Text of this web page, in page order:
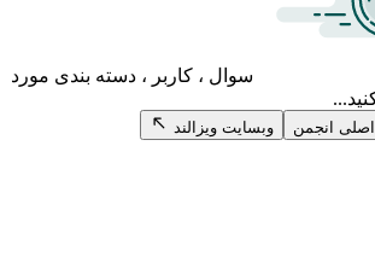
سوال ، کاربر ، دسته بندی مورد
وبسایت ویزالند